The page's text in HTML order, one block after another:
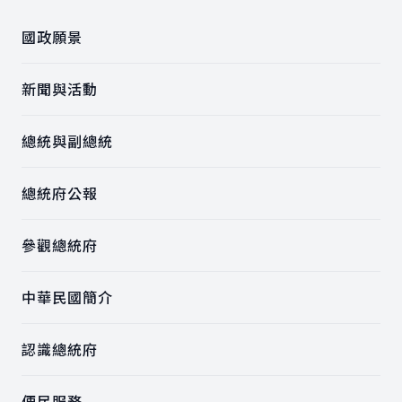
國政願景
新聞與活動
總統與副總統
總統府公報
參觀總統府
中華民國簡介
認識總統府